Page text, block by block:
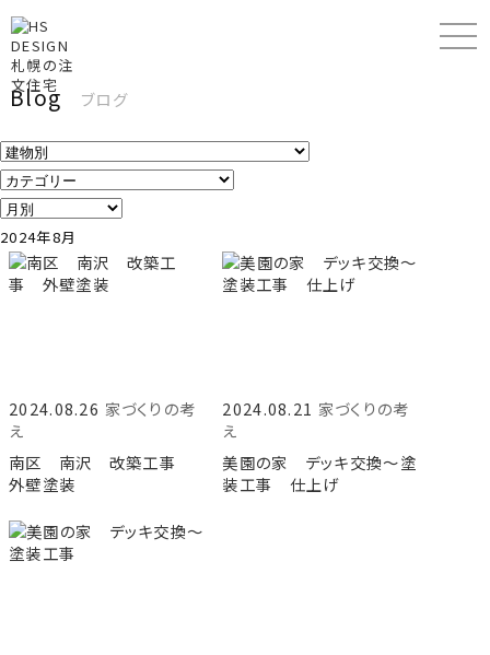
Blog ブログ
2024年8月
2024.08.26 家づくりの考
え
南区 南沢 改築工事
外壁塗装
2024.08.21 家づくりの考
え
美園の家 デッキ交換〜塗
装工事 仕上げ